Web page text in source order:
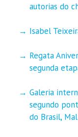
autorias do
Isabel
Regata
segunda
Galeria
segundo
do Brasil,